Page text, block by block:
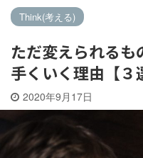
Think(考える)
ただ変えられる
手くいく理由【３
2020年9月17日